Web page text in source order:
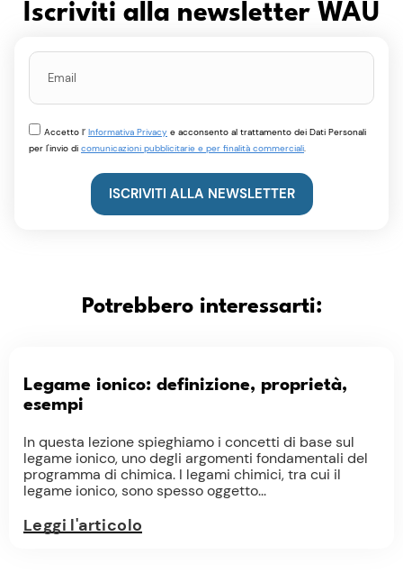
Iscriviti alla newsletter WAU
Accetto l’ Informativa Privacy e acconsento al trattamento dei Dati Personali
per l'invio di comunicazioni pubblicitarie e per finalità commerciali.
ISCRIVITI ALLA NEWSLETTER
Potrebbero interessarti:
Legame ionico: definizione, proprietà,
esempi
In questa lezione spieghiamo i concetti di base sul
legame ionico, uno degli argomenti fondamentali del
programma di chimica. I legami chimici, tra cui il
legame ionico, sono spesso oggetto...
Leggi l'articolo